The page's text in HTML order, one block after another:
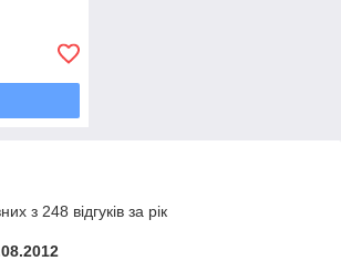
з 248 відгуків за рік